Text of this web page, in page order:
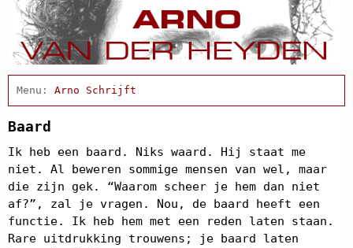
Home
Afscheidsbijeenkomst
Condoleance
Arno Schrijft
Cabaret
Clips
Discografie
Projecten
Schnabbel en babbel
Biografie
Baard
Ik heb een baard. Niks waard. Hij staat me
niet. Al beweren sommige mensen van wel, maar
die zijn gek. “Waarom scheer je hem dan niet
af?”, zal je vragen. Nou, de baard heeft een
functie. Ik heb hem met een reden laten staan.
Rare uitdrukking trouwens; je baard laten